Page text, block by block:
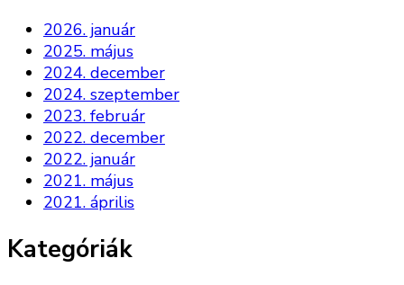
2026. január
2025. május
2024. december
2024. szeptember
2023. február
2022. december
2022. január
2021. május
2021. április
Kategóriák